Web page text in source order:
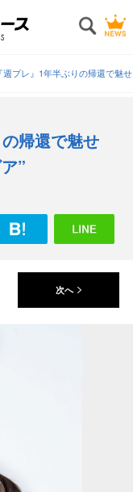
週プレ』1年半ぶりの帰還で魅
帰還で魅せ
”
次へ